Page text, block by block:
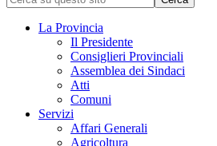
La Provincia
Il Presidente
Consiglieri Provinciali
Assemblea dei Sindaci
Atti
Comuni
Servizi
Affari Generali
Agricoltura